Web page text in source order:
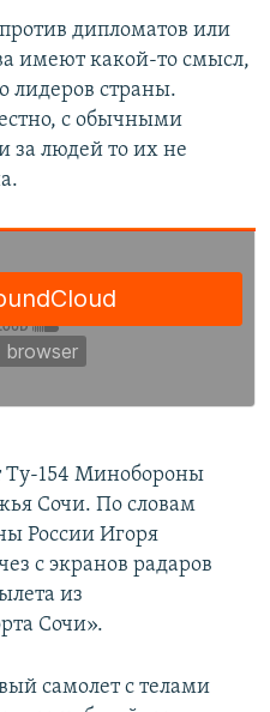
дипломатов или
имеют какой-то смысл,
лидеров страны.
с обычными
за людей то их не
Ту-154 Минобороны
Сочи. По словам
России Игоря
с экранов радаров
из
Сочи».
самолет с телами